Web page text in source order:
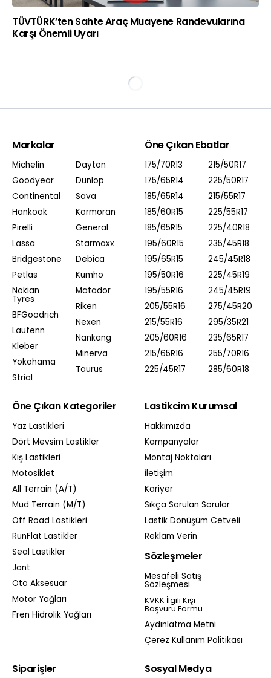
TÜVTÜRK’ten Sahte Araç Muayene Randevularına
Karşı Önemli Uyarı
Markalar
Michelin
Goodyear
Continental
Hankook
Pirelli
Lassa
Bridgestone
Petlas
Nokian
Tyres
BFGoodrich
Laufenn
Kleber
Yokohama
Strial
Dayton
Dunlop
Sava
Kormoran
General
Starmaxx
Debica
Kumho
Matador
Riken
Nexen
Nankang
Minerva
Taurus
Öne Çıkan Ebatlar
175/70R13
175/65R14
185/65R14
185/60R15
185/65R15
195/60R15
195/65R15
195/50R16
195/55R16
205/55R16
215/55R16
205/60R16
215/65R16
225/45R17
215/50R17
225/50R17
215/55R17
225/55R17
225/40R18
235/45R18
245/45R18
225/45R19
245/45R19
275/45R20
295/35R21
235/65R17
255/70R16
285/60R18
Öne Çıkan Kategoriler
Yaz Lastikleri
Dört Mevsim Lastikler
Kış Lastikleri
Motosiklet
All Terrain (A/T)
Mud Terrain (M/T)
Off Road Lastikleri
RunFlat Lastikler
Seal Lastikler
Jant
Oto Aksesuar
Motor Yağları
Fren Hidrolik Yağları
Lastikcim Kurumsal
Hakkımızda
Kampanyalar
Montaj Noktaları
İletişim
Kariyer
Sıkça Sorulan Sorular
Lastik Dönüşüm Cetveli
Reklam Verin
Sözleşmeler
Mesafeli Satış
Sözleşmesi
KVKK İlgili Kişi
Başvuru Formu
Aydınlatma Metni
Çerez Kullanım Politikası
Siparişler Sosyal Medya